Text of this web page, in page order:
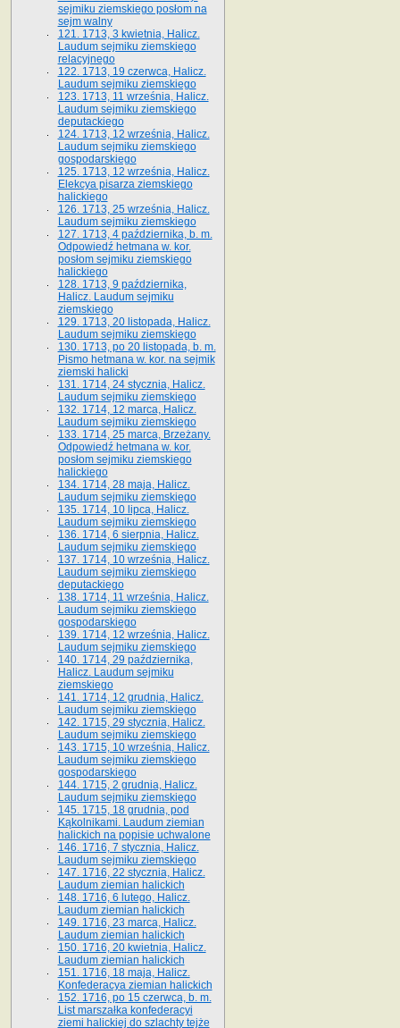
sejmiku ziemskiego posłom na
sejm walny
121. 1713, 3 kwietnia, Halicz.
Laudum sejmiku ziemskiego
relacyjnego
122. 1713, 19 czerwca, Halicz.
Laudum sejmiku ziemskiego
123. 1713, 11 września, Halicz.
Laudum sejmiku ziemskiego
deputackiego
124. 1713, 12 września, Halicz.
Laudum sejmiku ziemskiego
gospodarskiego
125. 1713, 12 września, Halicz.
Elekcya pisarza ziemskiego
halickiego
126. 1713, 25 września, Halicz.
Laudum sejmiku ziemskiego
127. 1713, 4 października, b. m.
Odpowiedź hetmana w. kor.
posłom sejmiku ziemskiego
halickiego
128. 1713, 9 października,
Halicz. Laudum sejmiku
ziemskiego
129. 1713, 20 listopada, Halicz.
Laudum sejmiku ziemskiego
130. 1713, po 20 listopada, b. m.
Pismo hetmana w. kor. na sejmik
ziemski halicki
131. 1714, 24 stycznia, Halicz.
Laudum sejmiku ziemskiego
132. 1714, 12 marca, Halicz.
Laudum sejmiku ziemskiego
133. 1714, 25 marca, Brzeżany.
Odpowiedź hetmana w. kor.
posłom sejmiku ziemskiego
halickiego
134. 1714, 28 maja, Halicz.
Laudum sejmiku ziemskiego
135. 1714, 10 lipca, Halicz.
Laudum sejmiku ziemskiego
136. 1714, 6 sierpnia, Halicz.
Laudum sejmiku ziemskiego
137. 1714, 10 września, Halicz.
Laudum sejmiku ziemskiego
deputackiego
138. 1714, 11 września, Halicz.
Laudum sejmiku ziemskiego
gospodarskiego
139. 1714, 12 września, Halicz.
Laudum sejmiku ziemskiego
140. 1714, 29 października,
Halicz. Laudum sejmiku
ziemskiego
141. 1714, 12 grudnia, Halicz.
Laudum sejmiku ziemskiego
142. 1715, 29 stycznia, Halicz.
Laudum sejmiku ziemskiego
143. 1715, 10 września, Halicz.
Laudum sejmiku ziemskiego
gospodarskiego
144. 1715, 2 grudnia, Halicz.
Laudum sejmiku ziemskiego
145. 1715, 18 grudnia, pod
Kąkolnikami. Laudum ziemian
halickich na popisie uchwalone
146. 1716, 7 stycznia, Halicz.
Laudum sejmiku ziemskiego
147. 1716, 22 stycznia, Halicz.
Laudum ziemian halickich
148. 1716, 6 lutego, Halicz.
Laudum ziemian halickich
149. 1716, 23 marca, Halicz.
Laudum ziemian halickich
150. 1716, 20 kwietnia, Halicz.
Laudum ziemian halickich
151. 1716, 18 maja, Halicz.
Konfederacya ziemian halickich
152. 1716, po 15 czerwca, b. m.
List marszałka konfederacyi
ziemi halickiej do szlachty tejże